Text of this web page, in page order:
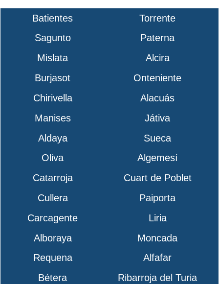
Batientes
Torrente
Sagunto
Paterna
Mislata
Alcira
Burjasot
Onteniente
Chirivella
Alacuás
Manises
Játiva
Aldaya
Sueca
Oliva
Algemesí
Catarroja
Cuart de Poblet
Cullera
Paiporta
Carcagente
Liria
Alboraya
Moncada
Requena
Alfafar
Bétera
Ribarroja del Turia